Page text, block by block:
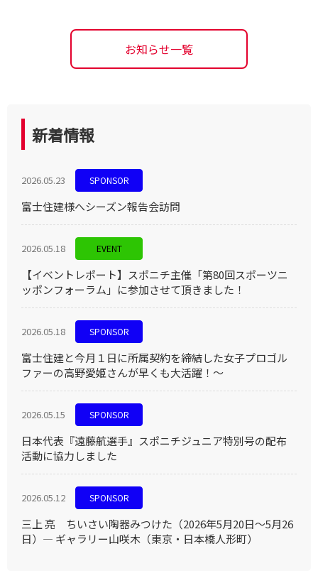
お知らせ一覧
新着情報
2026.05.23 SPONSOR
富士住建様へシーズン報告会訪問
2026.05.18 EVENT
【イベントレポート】スポニチ主催「第80回スポーツニ
ッポンフォーラム」に参加させて頂きました！
2026.05.18 SPONSOR
富士住建と今月１日に所属契約を締結した女子プロゴル
ファーの高野愛姫さんが早くも大活躍！〜
2026.05.15 SPONSOR
日本代表『遠藤航選手』スポニチジュニア特別号の配布
活動に協力しました
2026.05.12 SPONSOR
三上 亮 ちいさい陶器みつけた（2026年5月20日〜5月26
日）― ギャラリー山咲木（東京・日本橋人形町）